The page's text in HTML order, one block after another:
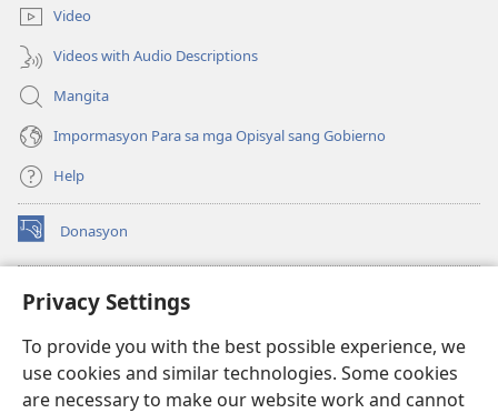
Privacy Settings
To provide you with the best possible experience, we
use cookies and similar technologies. Some cookies
are necessary to make our website work and cannot
Video
Videos with Audio Descriptions
Mangita
Impormasyon Para sa mga Opisyal sang Gobierno
Help
Donasyon
(opens
new
Watchtower ONLINE LIBRARY™
(opens
window)JW Hub
(opens
new
window)JW Library